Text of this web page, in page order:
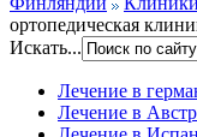
ортопедическая
Искать...
Лечение в
Лечение в